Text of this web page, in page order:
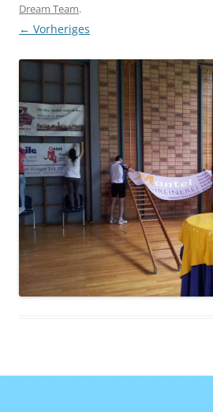
Dream Team.
← Vorheriges